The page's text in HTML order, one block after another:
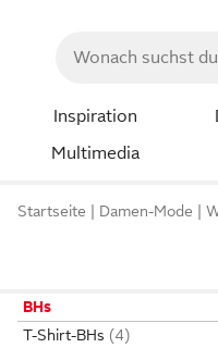
Inspiration
Multimedia
Startseite Damen-Mode
BHs
T-Shirt-BHs